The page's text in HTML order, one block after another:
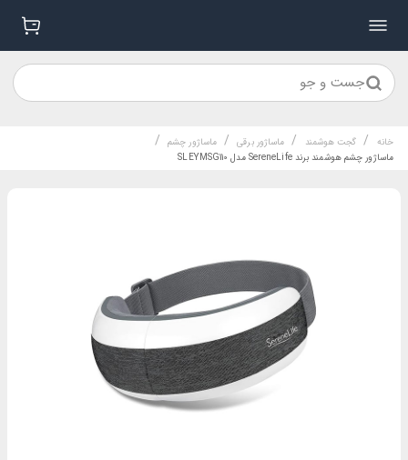
جست و جو
خانه / گجت هوشمند / ماساژور برقی / ماساژور چشم /
ماساژور چشم هوشمند برند SereneLife مدل SLEYMSG110